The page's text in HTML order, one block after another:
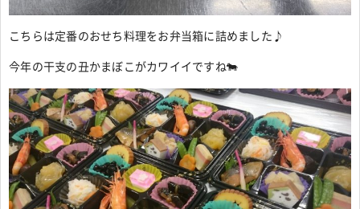
こちらは定番のおせち料理をお弁当箱に詰めました♪
今年の干支の丑かまぼこがカワイイですね🐄